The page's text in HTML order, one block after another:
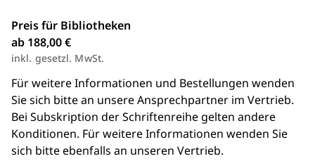
Preis für Bibliotheken
ab 188,00 €
inkl. gesetzl. MwSt.
Für weitere Informationen und Bestellungen wenden
Sie sich bitte an unsere Ansprechpartner im Vertrieb.
Bei Subskription der Schriftenreihe gelten andere
Konditionen. Für weitere Informationen wenden Sie
sich bitte ebenfalls an unseren Vertrieb.